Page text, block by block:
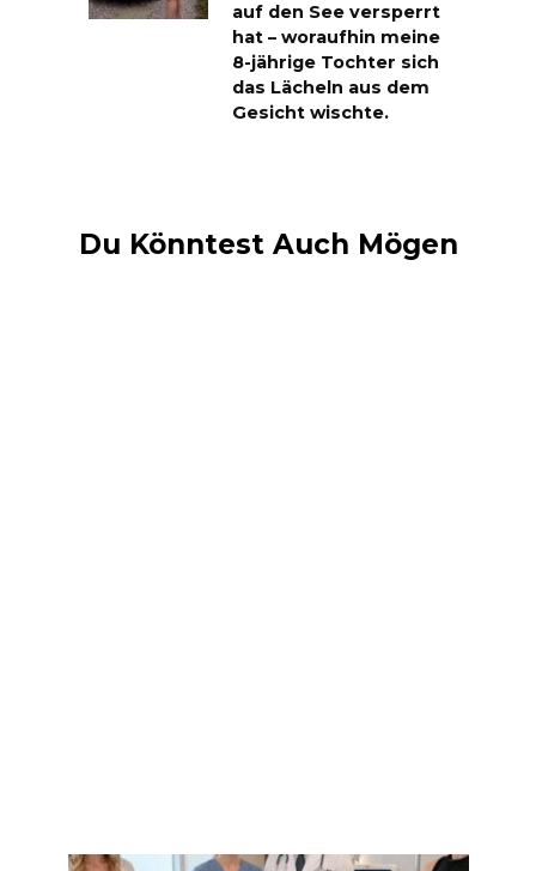
auf den See versperrt
hat – woraufhin meine
8-jährige Tochter sich
das Lächeln aus dem
Gesicht wischte.
Du Könntest Auch Mögen